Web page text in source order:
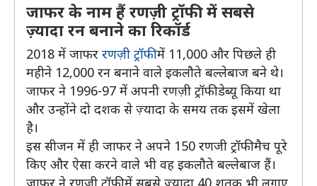
जाफर के नाम हैं रणज़ी ट्रॉफी में सबसे
ज़्यादा रन बनाने का रिकॉर्ड
2018 में जाफर रणज़ी ट्रॉफीमें 11,000 और पिछले ही
महीने 12,000 रन बनाने वाले इकलौते बल्लेबाज बने थे।
जाफर ने 1996-97 में अपनी रणज़ी ट्रॉफी डेब्यू किया था
और उन्होंने दो दशक से ज़्यादा के समय तक इसमें खेला
है।
इस सीजन में ही जाफर ने अपने 150 रणजी ट्रॉफी मैच पूरे
किए और ऐसा करने वाले भी वह इकलौते बल्लेबाज हैं।
जाफर ने रणज़ी ट्रॉफी में सबसे ज़्यादा 40 शतक भी लगाए